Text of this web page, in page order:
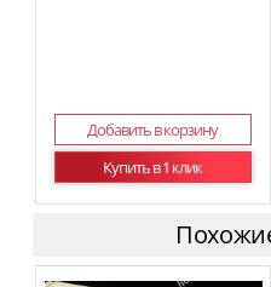
Добавить в корзину
Купить в 1 клик